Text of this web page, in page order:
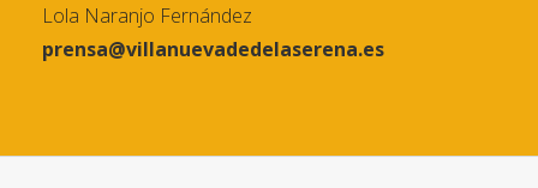
Lola Naranjo Fernández
prensa@villanuevadedelaserena.es